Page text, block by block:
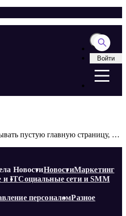
Войти
YouTube будет показывать пустую главную страницу, но не всем
НовостиНовостиМаркетинг
и ITСоциальные сети и SMM
персоналомРазное